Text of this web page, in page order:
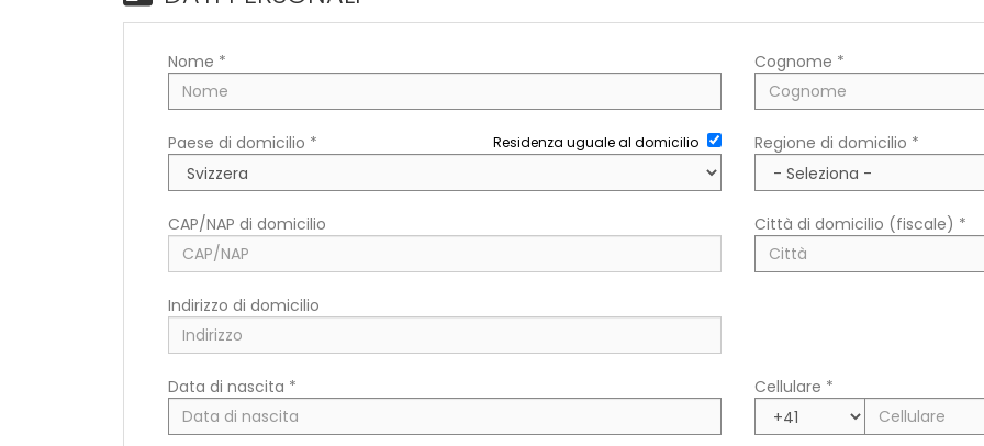
Nome * Cognome *
Paese di domicilio * Residenza uguale al domicilio Regione di domicilio *
CAP/NAP di domicilio Città di domicilio (fiscale) *
Indirizzo di domicilio
Paese di residenza * Regione/Cantone di
Data di nascita * Cellulare *